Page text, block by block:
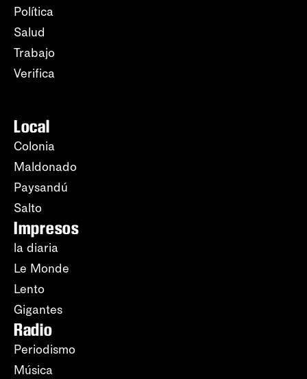
Política
Salud
Trabajo
Verifica
Local
Colonia
Maldonado
Paysandú
Salto
Impresos
la diaria
Le Monde
Lento
Gigantes
Radio
Periodismo
Música